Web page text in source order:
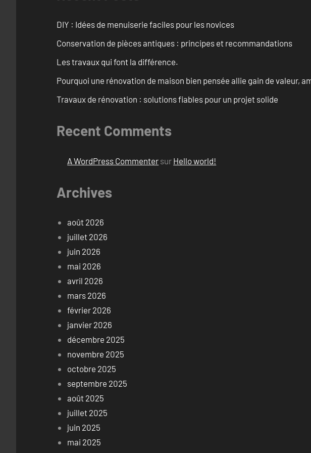
DIY : Idées de menuiserie faciles pour les novices
Conservation de pièces antiques : principes et recommandations
Les travaux qui font la différence.
Pourquoi une rénovation de maison bien pensée allie gain de valeur,
Travaux de rénovation : solutions fiables pour un projet solide
Recent Comments
A WordPress Commenter sur Hello world!
Archives
août 2026
juillet 2026
juin 2026
mai 2026
avril 2026
mars 2026
février 2026
janvier 2026
décembre 2025
novembre 2025
octobre 2025
septembre 2025
août 2025
juillet 2025
juin 2025
mai 2025